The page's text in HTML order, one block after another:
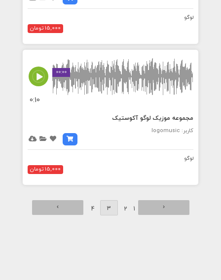
لوگو
15,000 تومان
00:00
0:10
مجموعه موزیک لوگو آکوستیک
کاربر: logomusic
لوگو
15,000 تومان
‹
1
2
3
4
›